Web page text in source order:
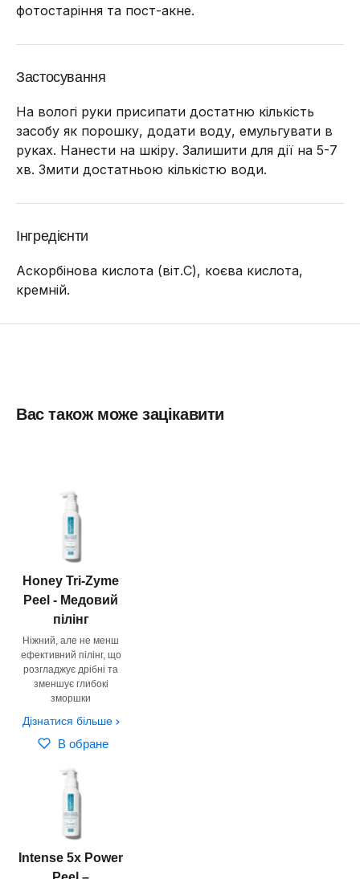
фотостаріння та пост-акне.
Застосування
На вологі руки присипати достатню кількість
засобу як порошку, додати воду, емульгувати в
руках. Нанести на шкіру. Залишити для дії на 5-7
хв. Змити достатньою кількістю води.
Інгредієнти
Аскорбінова кислота (віт.С), коєва кислота,
кремній.
Вас також може зацікавити
Honey Tri-Zyme
Peel - Медовий
пілінг
Ніжний, але не менш
ефективний пілінг, що
розгладжує дрібні та
зменшує глибокі
зморшки
Дізнатися більше
В обране
Intense 5x Power